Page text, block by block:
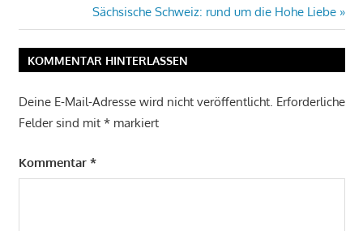
Nächster
Beitrag:
Sächsische Schweiz: rund um die Hohe Liebe
KOMMENTAR HINTERLASSEN
Deine E-Mail-Adresse wird nicht veröffentlicht. Erforderliche
Felder sind mit *markiert
Kommentar *